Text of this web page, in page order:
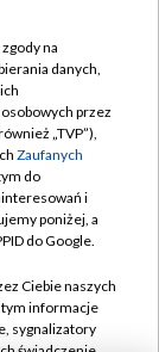
na
danych,
przez
„TVP”),
Zaufanych
do
i
poniżej, a
do Google.
Ciebie naszych
tym informacje
sygnalizatory